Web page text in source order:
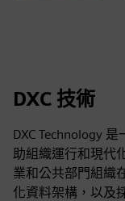
DXC 技術
DXC Technology
助組織運行和現代
業和公共部門組織
化資料架構，以及